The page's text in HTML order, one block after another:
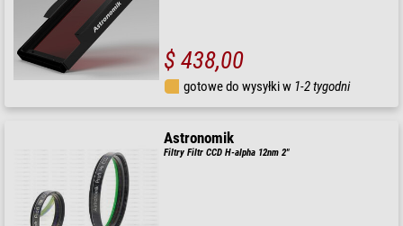
$ 438,00
gotowe do wysyłki w 1-2 tygodni
Astronomik
Filtry Filtr CCD H-alpha 12nm 2"